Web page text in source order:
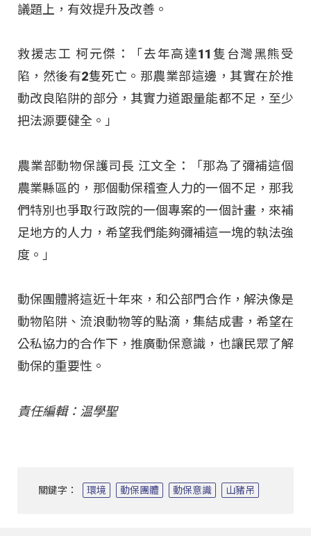
議題上，有效提升及改善。
救援志工 柯元傑：「去年高達11隻台灣黑熊受
陷，然後有2隻死亡。那農業部這邊，其實在於推
動改良陷阱的部分，其實力道跟量能都不足，至少
把法源要健全。」
農業部動物保護司長 江文全：「那為了彌補這個
農業縣區的，那個動保稽查人力的一個不足，那我
們特別也爭取行政院的一個專案的一個計畫，來補
足地方的人力，希望我們能夠彌補這一塊的執法強
度。」
動保團體將這近十年來，和公部門合作，解決像是
動物陷阱、流浪動物等的點滴，集結成書，希望在
公私協力的合作下，推廣動保意識，也讓民眾了解
動保的重要性。
責任編輯：温學聖
關鍵字： 環境 動保團體 動保意識 山豬吊